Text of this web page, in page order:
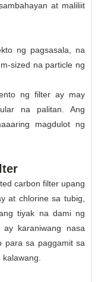
at maliliit
ng pagsasala, na
sized na particle ng
ng filter ay may
na palitan. Ang
magdulot ng
carbon filter upang
at chlorine sa tubig,
tiyak na dami ng
karaniwang nasa
para sa paggamit sa
kalawang.